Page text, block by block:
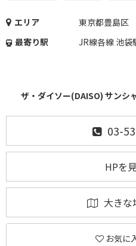
エリア
東京都豊島区
最寄り駅
JR線各線 池袋
ザ・ダイソー(DAISO) サンシ
03-
HPを
大きな
お気に